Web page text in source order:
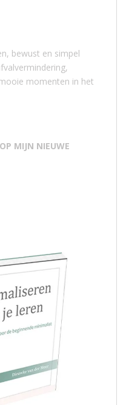
bewust en simpel
momenten in het
MIJN NIEUWE